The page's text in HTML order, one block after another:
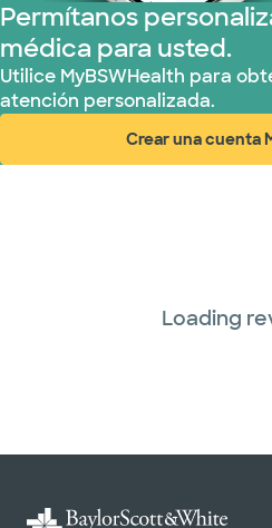
Permítanos
médica para usted.
Utilice MyBSWHealth para
atención personalizada.
Crear una cuenta
Loading